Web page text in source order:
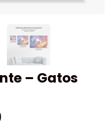
– Gatos